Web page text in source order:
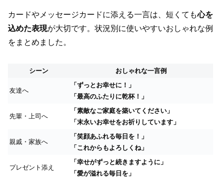
カードやメッセージカードに添える一言は、短くても心を
込めた表現が大切です。状況別に使いやすいおしゃれな例
をまとめました。
シーン おしゃれな一言例
友達へ
「ずっとお幸せに！」
「最高のふたりに乾杯！」
先輩・上司へ
「素敵なご家庭を築いてください」
「末永いお幸せをお祈りしています」
親戚・家族へ
「笑顔あふれる毎日を！」
「これからもよろしくね」
プレゼント添え
「幸せがずっと続きますように」
「愛が溢れる毎日を」